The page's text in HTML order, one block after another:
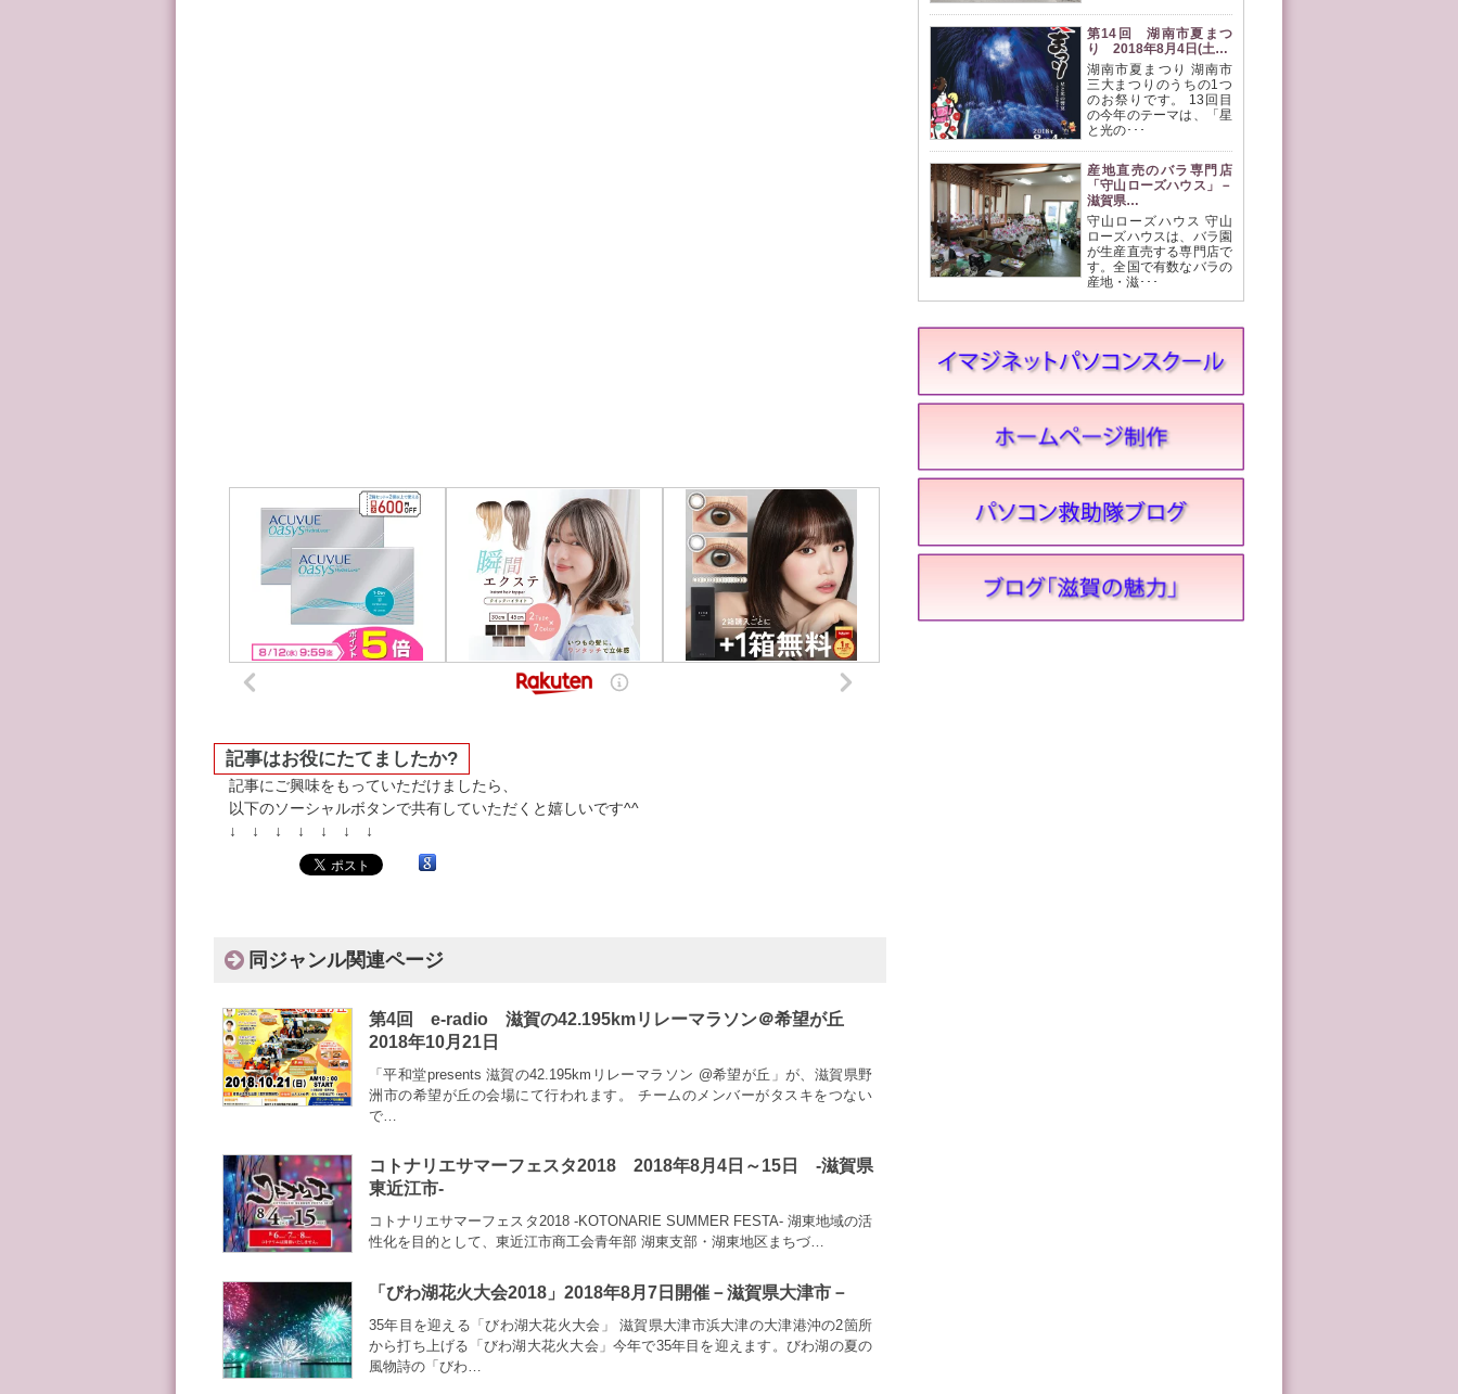
記事はお役にたてましたか?
記事にご興味をもっていただけましたら、
以下のソーシャルボタンで共有していただくと嬉しいです^^
↓ ↓ ↓ ↓ ↓ ↓ ↓
同ジャンル関連ページ
第4回 e-radio 滋賀の42.195kmリレーマラソン＠希望が丘
2018年10月21日
「平和堂presents 滋賀の42.195kmリレーマラソン @希望が丘」が、滋賀県野
洲市の希望が丘の会場にて行われます。 チームのメンバーがタスキをつない
で…
コトナリエサマーフェスタ2018 2018年8月4日～15日 -滋賀県
東近江市-
コトナリエサマーフェスタ2018 -KOTONARIE SUMMER FESTA- 湖東地域の活
性化を目的として、東近江市商工会青年部 湖東支部・湖東地区まちづ…
「びわ湖花火大会2018」2018年8月7日開催－滋賀県大津市－
35年目を迎える「びわ湖大花火大会」 滋賀県大津市浜大津の大津港沖の2箇所
から打ち上げる「びわ湖大花火大会」今年で35年目を迎えます。びわ湖の夏の
風物詩の「びわ…
第14回 湖南市夏まつ
り 2018年8月4日(土…
湖南市夏まつり 湖南市
三大まつりのうちの1つ
のお祭りです。 13回目
の今年のテーマは、「星
と光の･･･
産地直売のバラ専門店
「守山ローズハウス」－
滋賀県…
守山ローズハウス 守山
ローズハウスは、バラ園
が生産直売する専門店で
す。全国で有数なバラの
産地・滋･･･